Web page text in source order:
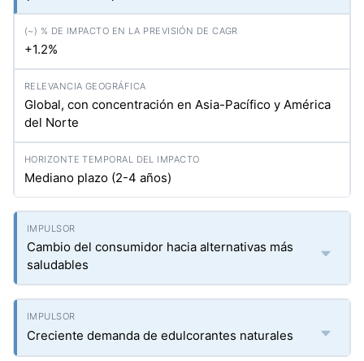
+1.2%
Global, con concentración en Asia-Pacífico y América
del Norte
Mediano plazo (2-4 años)
Cambio del consumidor hacia alternativas más
saludables
Creciente demanda de edulcorantes naturales